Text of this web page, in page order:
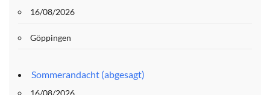
16/08/2026
Göppingen
Sommerandacht (abgesagt)